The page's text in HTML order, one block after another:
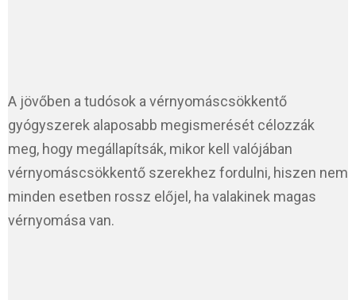
A jövőben a tudósok a vérnyomáscsökkentő
gyógyszerek alaposabb megismerését célozzák
meg, hogy megállapítsák, mikor kell valójában
vérnyomáscsökkentő szerekhez fordulni, hiszen nem
minden esetben rossz előjel, ha valakinek magas
vérnyomása van.